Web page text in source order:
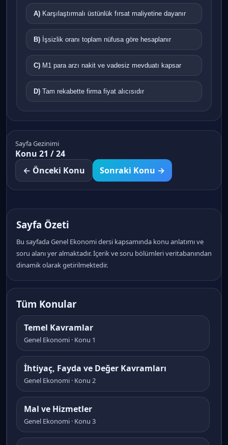
A) Karşılaştırmalı üstünlük fırsat maliyetine dayanır
B) İşsizlik oranı toplam nüfusa göre hesaplanır
C) M1 para arzı nakit ve vadesiz mevduatı kapsar
D) Tam rekabette firma fiyat alıcısıdır
Sayfa Gezinimi
Konu 21 / 24
← Önceki Konu
Sonraki Konu →
Sayfa Özeti
Bu sayfada Genel Ekonomi dersi kapsamında konu anlatımı ve
soru alanı yer almaktadır. İçerik ve soru bölümleri veritabanından
dinamik olarak getirilmektedir.
Tüm Konular
Temel Kavramlar
Genel Ekonomi · Konu 1
İhtiyaç, Fayda ve Değer Kavramları
Genel Ekonomi · Konu 2
Mal ve Hizmetler
Genel Ekonomi · Konu 3